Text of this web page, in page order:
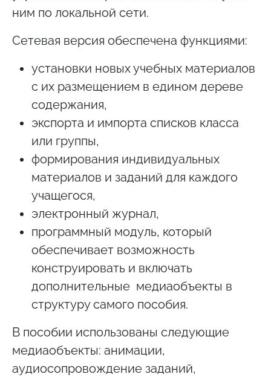
ним по локальной сети.
Сетевая версия обеспечена функциями:
установки новых учебных материалов
с их размещением в едином дереве
содержания,
экспорта и импорта списков класса
или группы,
формирования индивидуальных
материалов и заданий для каждого
учащегося,
электронный журнал,
программный модуль, который
обеспечивает возможность
конструировать и включать
дополнительные медиаобъекты в
структуру самого пособия.
В пособии использованы следующие
медиаобъекты: анимации,
аудиосопровождение заданий,